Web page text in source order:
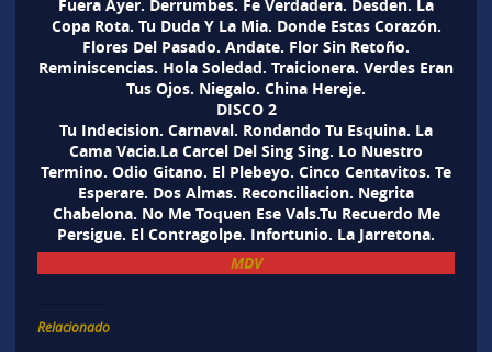
Fuera Ayer. Derrumbes. Fe Verdadera. Desden. La
Copa Rota. Tu Duda Y La Mia. Donde Estas Corazón.
Flores Del Pasado. Andate. Flor Sin Retoño.
Reminiscencias. Hola Soledad. Traicionera. Verdes Eran
Tus Ojos. Niegalo. China Hereje.
DISCO 2
Tu Indecision. Carnaval. Rondando Tu Esquina. La
Cama Vacia.La Carcel Del Sing Sing. Lo Nuestro
Termino. Odio Gitano. El Plebeyo. Cinco Centavitos. Te
Esperare. Dos Almas. Reconciliacion. Negrita
Chabelona. No Me Toquen Ese Vals.Tu Recuerdo Me
Persigue. El Contragolpe. Infortunio. La Jarretona.
MDV
Relacionado